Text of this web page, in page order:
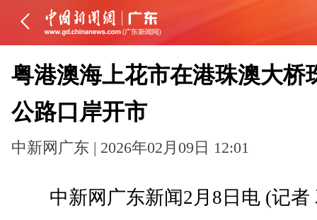
粤港澳海上花市在港珠澳大桥
公路口岸开市
中新网广东 | 2026年02月09日 12:01
中新网广东新闻2月8日电 (记者